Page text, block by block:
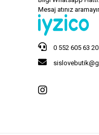
Mesaj atınız
0 552 605 63 20